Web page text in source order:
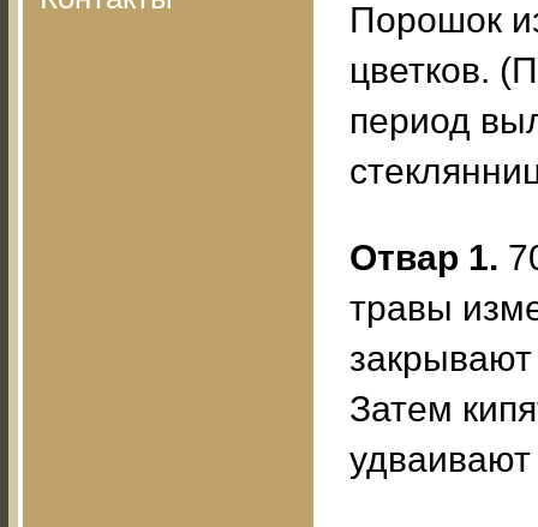
Порошок
цветков.
период
Отвар 1.
травы
Затем